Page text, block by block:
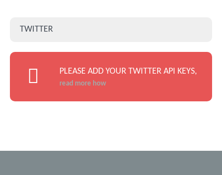
TWITTER
PLEASE ADD YOUR TWITTER API KEYS,
read more how